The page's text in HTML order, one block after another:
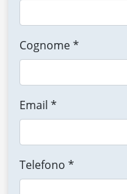
Cognome *
Email *
Telefono *